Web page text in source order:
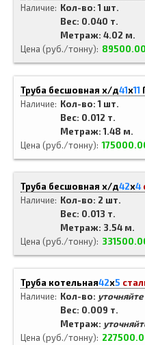
Наличие
Кол-во: 1 шт.
Вес: 0.040 т.
Метраж: 4.02 м.
Цена (руб./тонну)
89500.00
Труба бесшовная х/д41x11
Наличие
Кол-во: 1 шт.
Вес: 0.012 т.
Метраж: 1.48 м.
Цена (руб./тонну)
Труба бесшовная х/д42x4
Наличие
Кол-во: 2 шт.
Вес: 0.013 т.
Метраж: 3.54 м.
Цена (руб./тонну)
Труба котельная42x5
Наличие
Кол-во: уточняйте
Вес: 0.009 т.
Метраж:
Цена (руб./тонну)